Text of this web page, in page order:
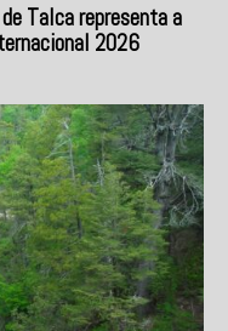
Talca representa a
2026